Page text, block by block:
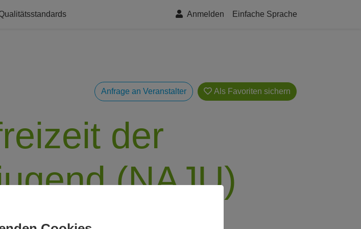
Anmelden Einfache Sprache
Anfrage an Veranstalter Als Favoriten
der
(NAJU)